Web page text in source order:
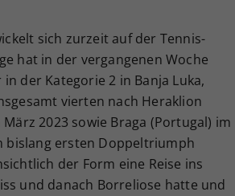
sich zurzeit auf der Tennis-
hat in der vergangenen Woche
der Kategorie 2 in Banja Luka,
vierten nach Heraklion
2023 sowie Braga (Portugal) im
bislang ersten Doppeltriumph
der Form eine Reise ins
und danach Borreliose hatte und